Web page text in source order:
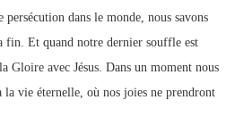
persécution dans le monde, nous savons
fin. Et quand notre dernier souffle est
Gloire avec Jésus. Dans un moment nous
la vie éternelle, où nos joies ne prendront